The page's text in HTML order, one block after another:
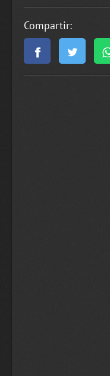
Compartir: